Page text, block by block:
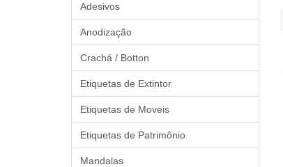
Adesivos
Anodização
Crachá / Botton
Etiquetas de Extintor
Etiquetas de Moveis
Etiquetas de Patrimônio
Mandalas